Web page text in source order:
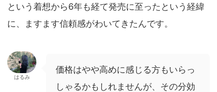
という着想から6年も経て発売に至ったという経緯
に、ますます信頼感がわいてきたんです。
はるみ
価格はやや高めに感じる方もいらっ
しゃるかもしれませんが、その分効